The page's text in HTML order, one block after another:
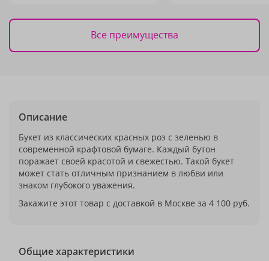
Все преимущества
Описание
Букет из классических красных роз с зеленью в
современной крафтовой бумаге. Каждый бутон
поражает своей красотой и свежестью. Такой букет
может стать отличным признанием в любви или
знаком глубокого уважения.
Закажите этот товар с доставкой в Москве за 4 100 руб.
Общие характеристики